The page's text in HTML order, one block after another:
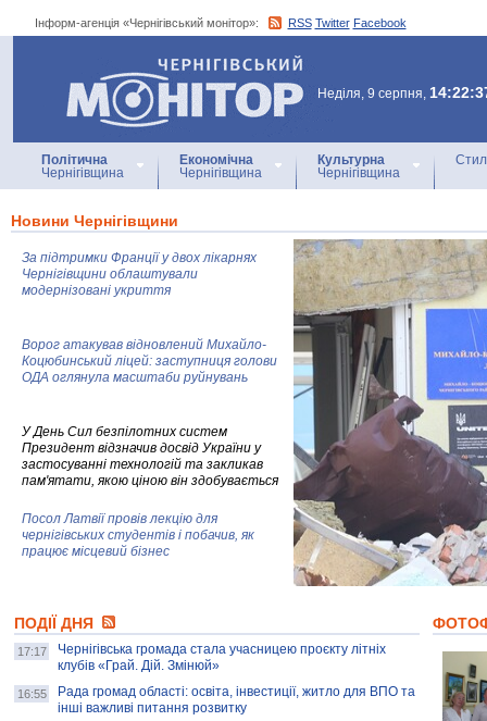
Інформ-агенція «Чернігівський монітор»: RSS Twitter Facebook
Інформ-агенція
«Чернігівський монітор»
Неділя, 9 серпня,
Політична
Чернігівщина
Економічна
Чернігівщина
Культурна
Чернігівщина
Новини Чернігівщини
За підтримки Франції у двох лікарнях
Чернігівщини облаштували
модернізовані укриття
Ворог атакував відновлений Михайло-
Коцюбинський ліцей: заступниця голови
ОДА оглянула масштаби руйнувань
У День Сил безпілотних систем
Президент відзначив досвід України у
застосуванні технологій та закликав
пам'ятати, якою ціною він здобувається
Посол Латвії провів лекцію для
чернігівських студентів і побачив, як
працює місцевий бізнес
колекцію про війну, емоції та тварин
AB InBev Efes Україна підтримала
навчальний проєкт "Молодіжна бізнес-
ПОДІЇ ДНЯ
17:17
Чернігівська громада стала учасницею проєкту літніх
клубів «Грай. Дій. Змінюй»
16:55
Рада громад області: освіта, інвестиції, житло для ВПО та
інші важливі питання розвитку